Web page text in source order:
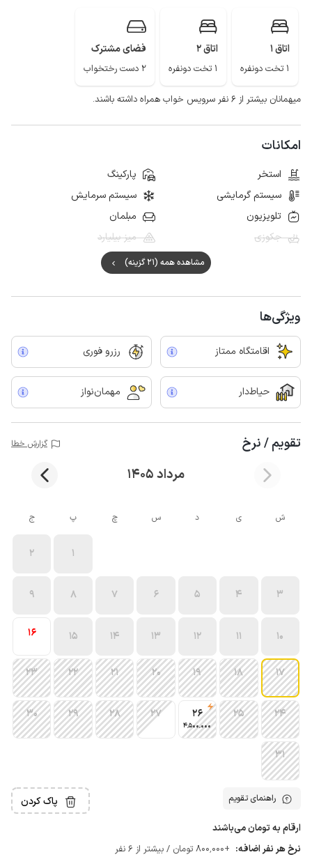
اتاق 1
1 تخت دونفره
اتاق 2
1 تخت دونفره
فضای مشترک
2 دست رختخواب
میهمانان بیشتر از ۶ نفر سرویس خواب همراه داشته باشند.
امکانات
استخر
پارکینگ
سیستم گرمایشی
سیستم سرمایش
تلویزیون
مبلمان
جکوزی
میز بیلیارد
مشاهده همه (21 گزینه)
ویژگی‌ها
اقامتگاه ممتاز رزرو فوری
حیاط‌دار مهمان‌نواز
تقویم / نرخ گزارش خطا
مرداد 1405
ش ی د س چ پ ج
1
2
3
4
5
6
7
8
9
10
11
12
13
14
15
16
17
18
19
20
21
22
23
24
25
26
4٬500٬000
27
28
29
30
31
راهنمای تقویم پاک کردن
ارقام به تومان می‌باشند
نرخ هر نفر اضافه: +800٬000 تومان / بیشتر از 6 نفر